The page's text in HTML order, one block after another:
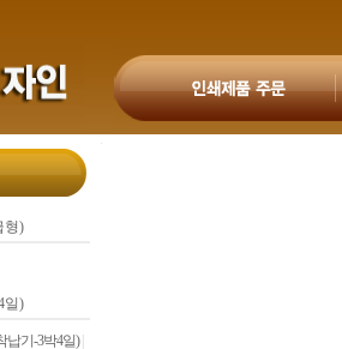
형)
일)
납기-3박4일)|